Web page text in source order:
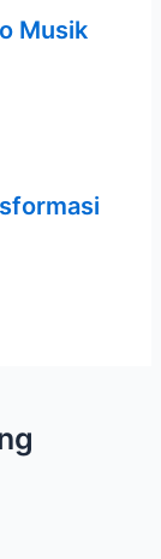
Musik